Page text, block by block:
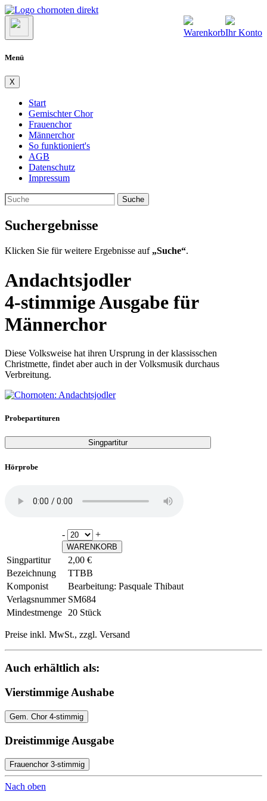
Ihr Konto
Warenkorb
Menü
X
Start
Gemischter Chor
Frauenchor
Männerchor
So funktioniert's
AGB
Datenschutz
Impressum
Suche
Suchergebnisse
Klicken Sie für weitere Ergebnisse auf „Suche“.
Andachtsjodler
4-stimmige Ausgabe für
Männerchor
Diese Volksweise hat ihren Ursprung in der klassisschen
Christmette, findet aber auch in der Volksmusik durchaus
Verbreitung.
Probepartituren
Singpartitur
Hörprobe
- +
WARENKORB
Singpartitur
2,00 €
Bezeichnung
TTBB
Komponist
Bearbeitung: Pasquale Thibaut
Verlagsnummer SM684
Mindestmenge
20 Stück
Preise inkl. MwSt., zzgl. Versand
Auch erhältlich als:
Vierstimmige Aushabe
Gem. Chor 4-stimmig
Dreistimmige Ausgabe
Frauenchor 3-stimmig
Nach oben